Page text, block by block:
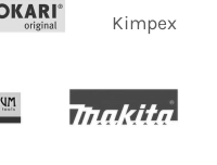
Kimpex